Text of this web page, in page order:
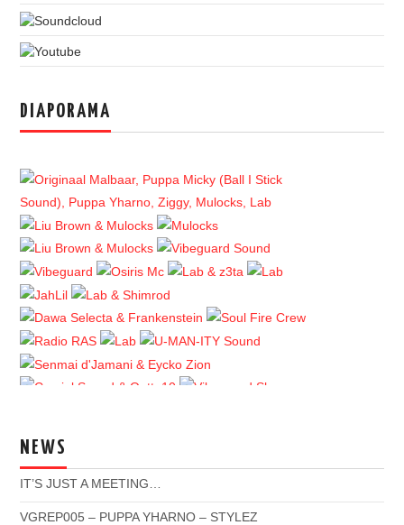
DIAPORAMA
NEWS
IT’S JUST A MEETING…
VGREP005 – PUPPA YHARNO – STYLEZ